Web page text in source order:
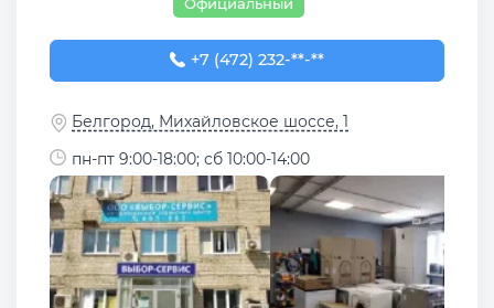
+7 (472) 232-65-92
+7 (472) 232-**-**
Белгород, Михайловское шоссе, 1
пн-пт 9:00-18:00; сб 10:00-14:00